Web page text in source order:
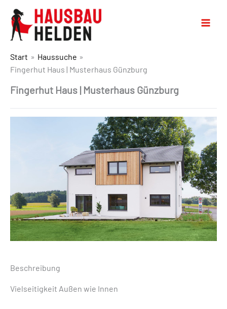
Start
Haussuche
Fingerhut Haus | Musterhaus Günzburg
Fingerhut Haus | Musterhaus Günzburg
Beschreibung
Vielseitigkeit Außen wie Innen